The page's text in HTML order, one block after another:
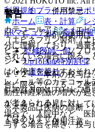
１０．１． 併用禁忌：
カテコールアミン（エピ
（エピネフリン製剤（
ピネフリン）、イソプ
ジヘラー・イソ＞）〔
は心停止を起こすおそれ
レノール等のカテコー
動性神経刺激の増大が起
が考えられる）］。
１０．２． 併用注意：
警告
１．１． 本剤の使用は
分に理解しており、過量
されている場合に限るこ
１．２． 本剤の投与は
合に限ること〔５．２参
１．３． 小児に対して
場合で、入院中など、医
与する場合を除き、投与
利用規約プライバシーポ
ホーム
表・計算 レ
ERマニュアル
薬剤情報
監修医師一覧
UpToDate特別割引
運営会社
© 2021 HOKUTO Inc. All
※本製品は疾病の診断・
ではありません。